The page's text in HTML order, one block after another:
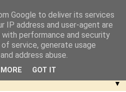
▼
Google to deliver its services
IP address and user-agent are
performance and security
service, generate usage
address abuse.
GOT IT